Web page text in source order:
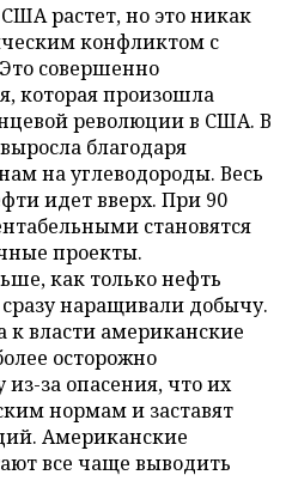
растет, но это никак
конфликтом с
совершенно
которая произошла
революции в США. В
благодаря
на углеводороды. Весь
идет вверх. При 90
становятся
проекты.
как только нефть
наращивали добычу.
власти американские
осторожно
за опасения, что их
нормам и заставят
Американские
все чаще выводить